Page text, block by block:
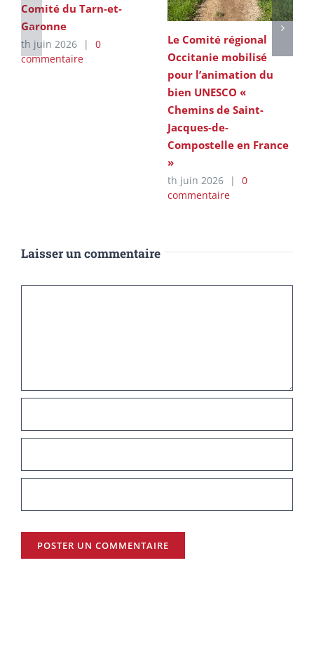
Comité du Tarn-et-
Garonne
th juin 2026 |
0
commentaire
Le Comité régional
Occitanie mobilisé
pour l’animation du
bien UNESCO «
Chemins de Saint-
Jacques-de-
Compostelle en France
»
th juin 2026 |
0
commentaire
Laisser un commentaire